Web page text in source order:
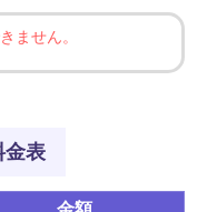
ません。
金表